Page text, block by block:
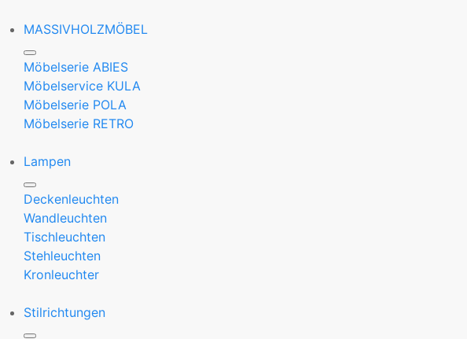
MASSIVHOLZMÖBEL
Möbelserie ABIES
Möbelservice KULA
Möbelserie POLA
Möbelserie RETRO
Lampen
Deckenleuchten
Wandleuchten
Tischleuchten
Stehleuchten
Kronleuchter
Stilrichtungen